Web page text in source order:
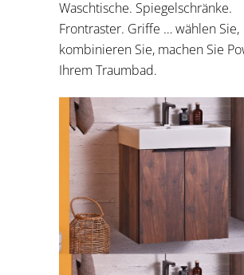
Waschtische. Spiegelschränke.
Frontraster. Griffe … wählen Sie,
kombinieren Sie, machen Sie
Ihrem Traumbad.